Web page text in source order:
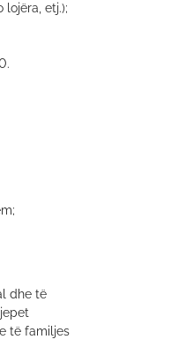
etj.);
dhe të
të familjes